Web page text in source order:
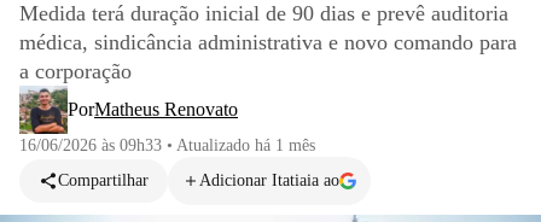
Medida terá duração inicial de 90 dias e prevê auditoria
médica, sindicância administrativa e novo comando para
a corporação
PorMatheus Renovato
16/06/2026 às 09h33 • Atualizado há 1 mês
Compartilhar
Adicionar Itatiaia ao